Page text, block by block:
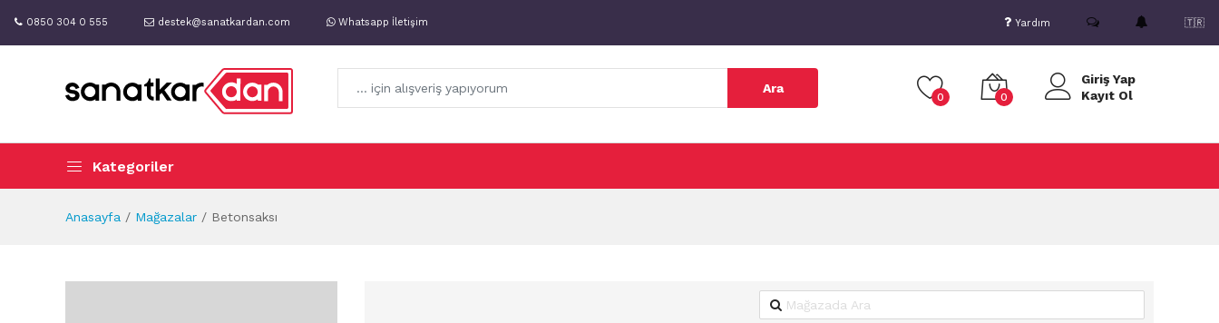
0850 304 0 555 destek@sanatkardan.com Whatsapp İletişim Yardım 🇹🇷
Ara
0 0
Giriş Yap
Kayıt Ol
Kategoriler
Anasayfa Mağazalar Betonsaksı